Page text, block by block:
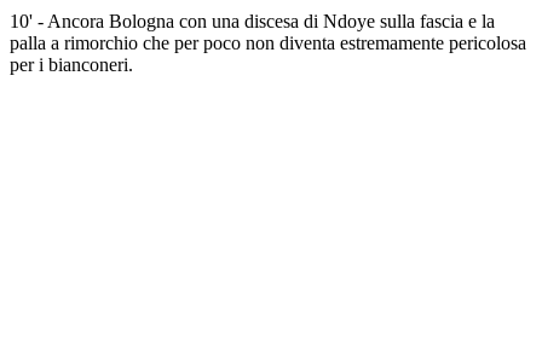
10' - Ancora Bologna con una discesa di Ndoye sulla fascia e la
palla a rimorchio che per poco non diventa estremamente pericolosa
per i bianconeri.